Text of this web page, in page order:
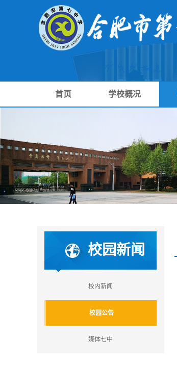
首页 学校概况
校园新闻
校内新闻
校园公告
媒体七中